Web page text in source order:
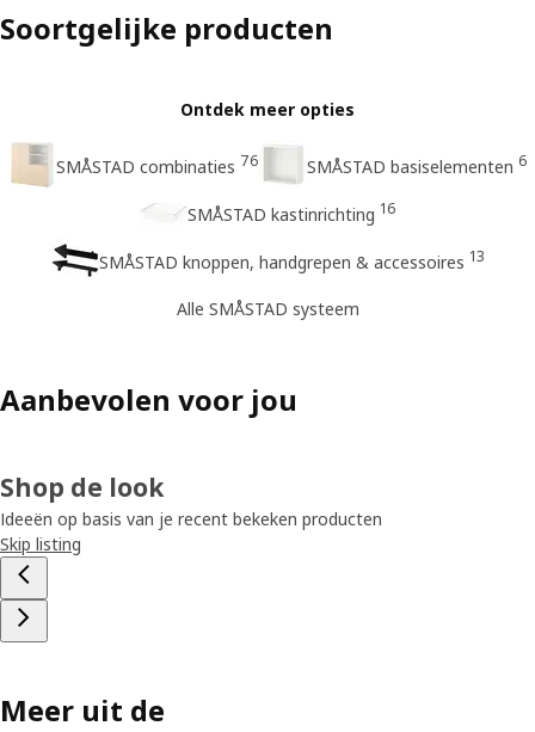
Soortgelijke producten
Ontdek meer opties
SMÅSTAD combinaties 76 SMÅSTAD basiselementen 6
SMÅSTAD kastinrichting 16
SMÅSTAD knoppen, handgrepen & accessoires 13
Alle SMÅSTAD systeem
Aanbevolen voor jou
Shop de look
Ideeën op basis van je recent bekeken producten
Skip listing
Meer uit de